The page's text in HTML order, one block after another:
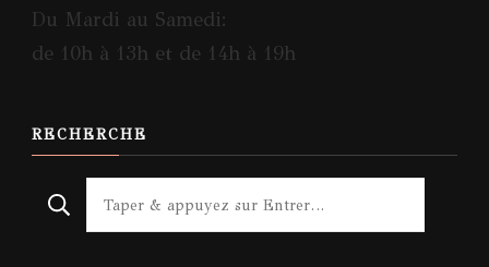
Du Mardi au Samedi:
de 10h à 13h et de 14h à 19h
RECHERCHE
Looking
for